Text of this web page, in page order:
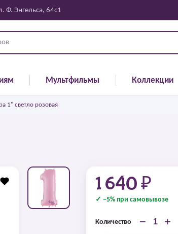
Ф. Энгельса, 64с1
Мультфильмы Коллекции
1" светло розовая
1 640 ₽
✓ −5% при самовывозе
Количество − +